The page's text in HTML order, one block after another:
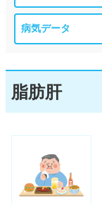
病気データ
脂肪肝